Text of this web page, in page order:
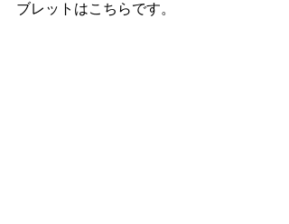
ブレットはこちらです。